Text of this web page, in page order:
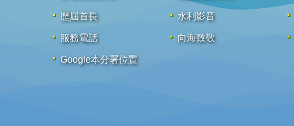
歷屆首長
服務電話
Google本分署位置
水利影音
向海致敬